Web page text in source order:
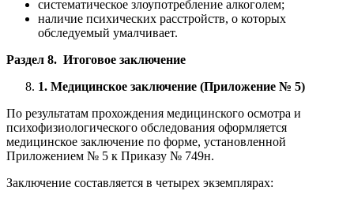
систематическое злоупотребление алкоголем;
наличие психических расстройств, о которых
обследуемый умалчивает.
Раздел 8. Итоговое заключение
1. Медицинское заключение (Приложение № 5)
По результатам прохождения медицинского осмотра и
психофизиологического обследования оформляется
медицинское заключение по форме, установленной
Приложением № 5 к Приказу № 749н.
Заключение составляется в четырех экземплярах: